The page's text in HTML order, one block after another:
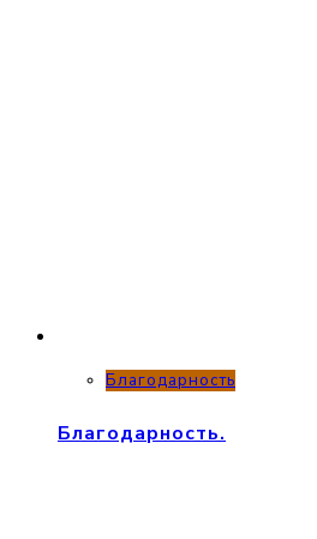
Благодарность
Благодарность.